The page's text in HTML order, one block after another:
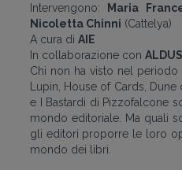
Intervengono: Maria
Nicoletta Chinni (Cattelya)
A cura di AIE
In collaborazione con
Chi non ha visto nel
Lupin, House of Cards,
e I Bastardi di Pizzofalcone
mondo editoriale. Ma quali
gli editori proporre le loro
mondo dei libri.